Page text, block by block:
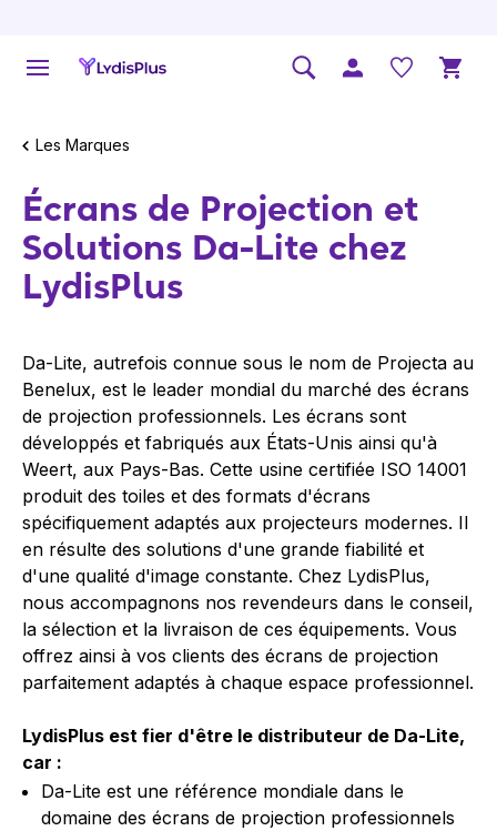
Les Marques
Écrans de Projection et
Solutions Da-Lite chez
LydisPlus
Da-Lite, autrefois connue sous le nom de Projecta au
Benelux, est le leader mondial du marché des écrans
de projection professionnels. Les écrans sont
développés et fabriqués aux États-Unis ainsi qu'à
Weert, aux Pays-Bas. Cette usine certifiée ISO 14001
produit des toiles et des formats d'écrans
spécifiquement adaptés aux projecteurs modernes. Il
en résulte des solutions d'une grande fiabilité et
d'une qualité d'image constante. Chez LydisPlus,
nous accompagnons nos revendeurs dans le conseil,
la sélection et la livraison de ces équipements. Vous
offrez ainsi à vos clients des écrans de projection
parfaitement adaptés à chaque espace professionnel.
LydisPlus est fier d'être le distributeur de Da-Lite,
car :
Da-Lite est une référence mondiale dans le
domaine des écrans de projection professionnels